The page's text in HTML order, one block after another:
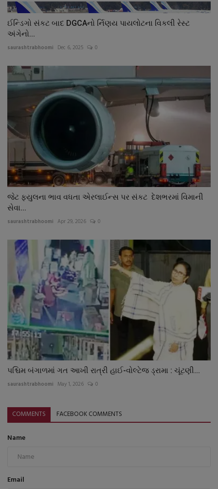
ઈન્ડિગો સંકટ બાદ DGCAનો ર્નિણય પાયલોટના વિકલી રેસ્ટ
અંગેનો...
saurashtrabhoomi Dec 6, 2025 0
જેટ ફયુલના ભાવ વધતા એરલાઈન્સ પર સંકટ દેશભરમાં વિમાની
સેવા...
saurashtrabhoomi Apr 29, 2026 0
પશ્ચિમ બંગાળમાં ગત આખી રાત્રી હાઈ-વોલ્ટેજ ડ્રામા : ચૂંટણી...
saurashtrabhoomi May 1, 2026 0
COMMENTS FACEBOOK COMMENTS
Name
Email